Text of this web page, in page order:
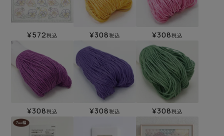
¥572税込 ¥308税込 ¥308税込
¥308税込 ¥308税込 ¥308税込